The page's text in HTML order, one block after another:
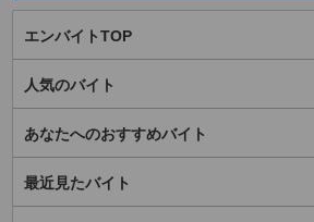
エンバイトTOP
人気のバイト
あなたへのおすすめバイト
最近見たバイト